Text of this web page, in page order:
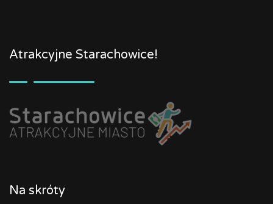
Atrakcyjne Starachowice!
Na skróty